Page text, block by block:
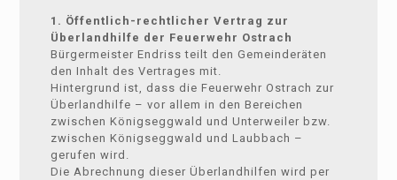
1. Öffentlich-rechtlicher Vertrag zur
Überlandhilfe der Feuerwehr Ostrach
Bürgermeister Endriss teilt den Gemeinderäten
den Inhalt des Vertrages mit.
Hintergrund ist, dass die Feuerwehr Ostrach zur
Überlandhilfe – vor allem in den Bereichen
zwischen Königseggwald und Unterweiler bzw.
zwischen Königseggwald und Laubbach –
gerufen wird.
Die Abrechnung dieser Überlandhilfen wird per